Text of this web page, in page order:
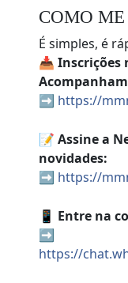
COMO
É simples, é
📥Inscrições
➡️ https://
📝Assine a
novidades:
➡️ https://
📱 Entre na
➡️
https://